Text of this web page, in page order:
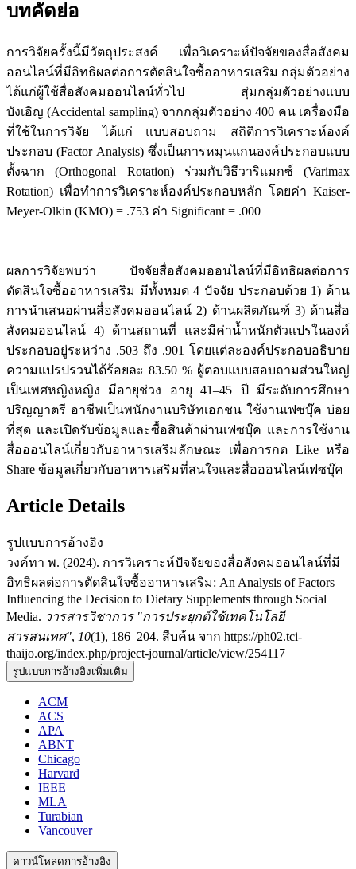
บทคัดย่อ
การวิจัยครั้งนี้มีวัตถุประสงค์ เพื่อวิเคราะห์ปัจจัยของสื่อสังคม
ออนไลน์ที่มีอิทธิผลต่อการตัดสินใจซื้ออาหารเสริม กลุ่มตัวอย่าง
ได้แก่ผู้ใช้สื่อสังคมออนไลน์ทั่วไป สุ่มกลุ่มตัวอย่างแบบ
บังเอิญ (Accidental sampling) จากกลุ่มตัวอย่าง 400 คน เครื่องมือ
ที่ใช้ในการวิจัย ได้แก่ แบบสอบถาม สถิติการวิเคราะห์องค์
ประกอบ (Factor Analysis) ซึ่งเป็นการหมุนแกนองค์ประกอบแบบ
ตั้งฉาก (Orthogonal Rotation) ร่วมกับวิธีวาริแมกซ์ (Varimax
Rotation) เพื่อทำการวิเคราะห์องค์ประกอบหลัก โดยค่า Kaiser-
Meyer-Olkin (KMO) = .753 ค่า Significant = .000
ผลการวิจัยพบว่า ปัจจัยสื่อสังคมออนไลน์ที่มีอิทธิผลต่อการ
ตัดสินใจซื้ออาหารเสริม มีทั้งหมด 4 ปัจจัย ประกอบด้วย 1) ด้าน
การนำเสนอผ่านสื่อสังคมออนไลน์ 2) ด้านผลิตภัณฑ์ 3) ด้านสื่อ
สังคมออนไลน์ 4) ด้านสถานที่ และมีค่าน้ำหนักตัวแปรในองค์
ประกอบอยู่ระหว่าง .503 ถึง .901 โดยแต่ละองค์ประกอบอธิบาย
ความแปรปรวนได้ร้อยละ 83.50 % ผู้ตอบแบบสอบถามส่วนใหญ่
เป็นเพศหญิงหญิง มีอายุช่วง อายุ 41–45 ปี มีระดับการศึกษา
ปริญญาตรี อาชีพเป็นพนักงานบริษัทเอกชน ใช้งานเฟซบุ๊ค บ่อย
ที่สุด และเปิดรับข้อมูลและซื้อสินค้าผ่านเฟซบุ๊ค และการใช้งาน
สื่อออนไลน์เกี่ยวกับอาหารเสริมลักษณะ เพื่อการกด Like หรือ
Share ข้อมูลเกี่ยวกับอาหารเสริมที่สนใจและสื่อออนไลน์เฟซบุ๊ค
Article Details
รูปแบบการอ้างอิง
วงค์ทา พ. (2024). การวิเคราะห์ปัจจัยของสื่อสังคมออนไลน์ที่มี
อิทธิผลต่อการตัดสินใจซื้ออาหารเสริม: An Analysis of Factors
Influencing the Decision to Dietary Supplements through Social
Media. วารสารวิชาการ "การประยุกต์ใช้เทคโนโลยี
สารสนเทศ", 10(1), 186–204. สืบค้น จาก https://ph02.tci-
thaijo.org/index.php/project-journal/article/view/254117
รูปแบบการอ้างอิงเพิ่มเติม
ACM
ACS
APA
ABNT
Chicago
Harvard
IEEE
MLA
Turabian
Vancouver
ดาวน์โหลดการอ้างอิง